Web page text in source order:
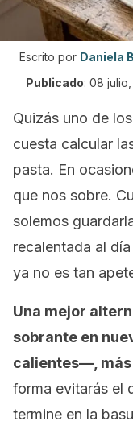
Escrito por Daniela
Publicado: 08 julio,
Quizás uno de
cuesta calcular
pasta. En
que nos sobre.
solemos
recalentada al
ya no es tan
Una mejor
sobrante en
calientes—,
forma evitarás el
termine en la